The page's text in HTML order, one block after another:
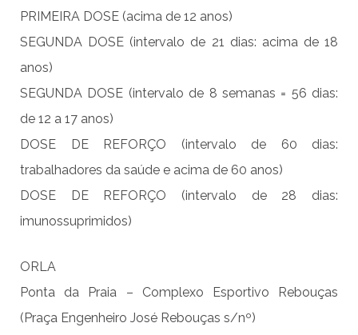
PRIMEIRA DOSE (acima de 12 anos)
SEGUNDA DOSE (intervalo de 21 dias: acima de 18
anos)
SEGUNDA DOSE (intervalo de 8 semanas = 56 dias:
de 12 a 17 anos)
DOSE DE REFORÇO (intervalo de 60 dias:
trabalhadores da saúde e acima de 60 anos)
DOSE DE REFORÇO (intervalo de 28 dias:
imunossuprimidos)
ORLA
Ponta da Praia – Complexo Esportivo Rebouças
(Praça Engenheiro José Rebouças s/nº)